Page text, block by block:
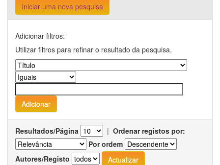
Iniciar uma nova pesquisa
Adicionar filtros:
Utilizar filtros para refinar o resultado da pesquisa.
Resultados/Página | Ordenar registos por:
Por ordem
Autores/Registo